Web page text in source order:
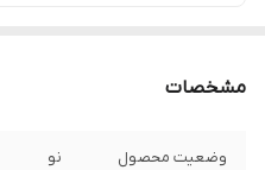
مشخصات
وضعیت محصول نو